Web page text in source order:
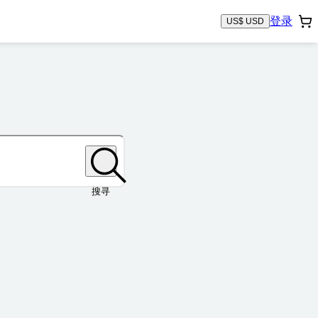
US$ USD 登录
搜寻